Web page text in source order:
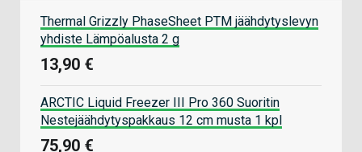
Thermal Grizzly PhaseSheet PTM jäähdytyslevyn
yhdiste Lämpöalusta 2 g
13,90 €
ARCTIC Liquid Freezer III Pro 360 Suoritin
Nestejäähdytyspakkaus 12 cm musta 1 kpl
75,90 €